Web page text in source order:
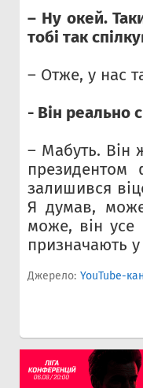
– Ну окей.
тобі так
– Отже, у нас
- Він реально
– Мабуть. Він
президентом
залишився
Я думав, може
може, він
призначають у
Джерело: YouTube-